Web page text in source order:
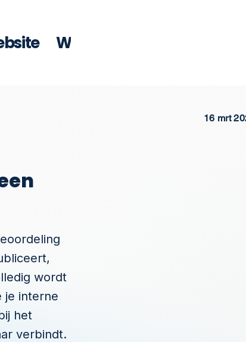
Wat kosten SEO artikelen
16 mrt
wordt
je interne
het
verbindt.